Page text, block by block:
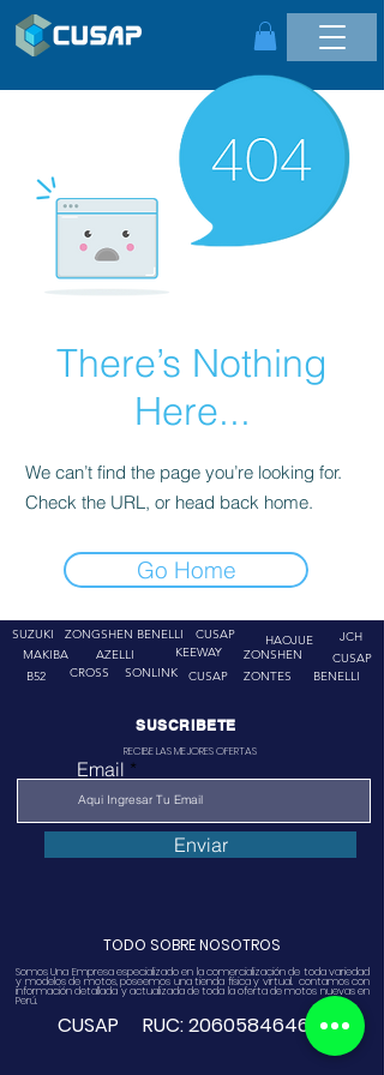
There’s Nothing
Here...
We can’t find the page you’re looking for.
Check the URL, or head back home.
Go Home
SUZUKI
ZONGSHEN
MAKIBA
AZELLI
BENELLI
CUSAP
KEEWAY
B52
CROSS SONLINK CUSAP
HAOJUE
JCH
ZONSHEN
ZONTES
CUSAP
BENELLI
SUSCRIBETE
RECIBE LAS MEJORES OFERTAS
Email
Enviar
TODO SOBRE NOSOTROS
Somos Una Empresa especializado en la comercialización de toda variedad
y modelos de motos, poseemos una tienda física y virtual. contamos con
información detallada y actualizada de toda la oferta de motos nuevas en
Perú.
CUSAP RUC:20605846468